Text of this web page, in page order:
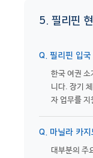
5. 필리핀
Q. 필리핀 입
한국 여권
니다. 장기
자 업무를 지
Q. 마닐라 카
대부분의 주